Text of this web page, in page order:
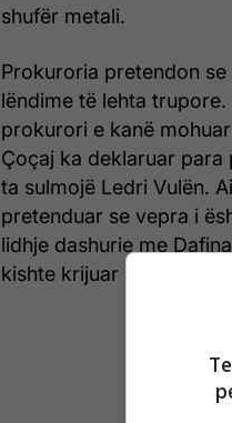
shufër metali.
Prokuroria pretendon
lëndime të lehta
prokurori e kanë
Çoçaj ka deklaruar
ta sulmojë Ledri Vulën.
pretenduar se vepra i
lidhje dashurie me
kishte krijuar një lidhje të